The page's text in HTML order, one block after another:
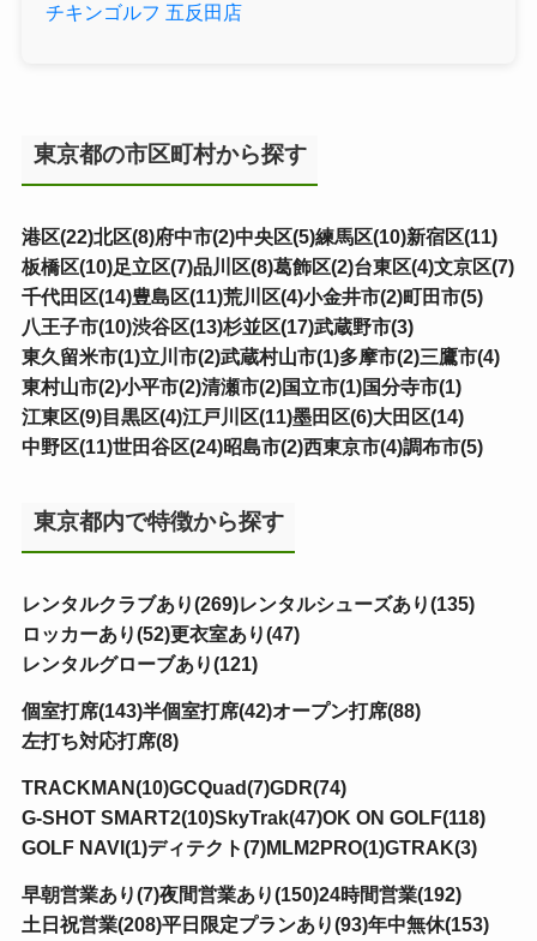
チキンゴルフ 五反田店
東京都の市区町村から探す
港区(22)北区(8)府中市(2)中央区(5)練馬区(10)新宿区(11)
板橋区(10)足立区(7)品川区(8)葛飾区(2)台東区(4)文京区(7)
千代田区(14)豊島区(11)荒川区(4)小金井市(2)町田市(5)
八王子市(10)渋谷区(13)杉並区(17)武蔵野市(3)
東久留米市(1)立川市(2)武蔵村山市(1)多摩市(2)三鷹市(4)
東村山市(2)小平市(2)清瀬市(2)国立市(1)国分寺市(1)
江東区(9)目黒区(4)江戸川区(11)墨田区(6)大田区(14)
中野区(11)世田谷区(24)昭島市(2)西東京市(4)調布市(5)
東京都内で特徴から探す
レンタルクラブあり(269)レンタルシューズあり(135)
ロッカーあり(52)更衣室あり(47)
レンタルグローブあり(121)
個室打席(143)半個室打席(42)オープン打席(88)
左打ち対応打席(8)
TRACKMAN(10)GCQuad(7)GDR(74)
G-SHOT SMART2(10)SkyTrak(47)OK ON GOLF(118)
GOLF NAVI(1)ディテクト(7)MLM2PRO(1)GTRAK(3)
早朝営業あり(7)夜間営業あり(150)24時間営業(192)
土日祝営業(208)平日限定プランあり(93)年中無休(153)